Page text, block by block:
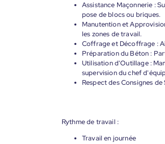
Assistance Maçonnerie :
pose de blocs ou briques.
Manutention et
les zones de travail.
Coffrage et Décoffrage :
Préparation du Béton :
Utilisation d'Outillage :
supervision du chef
Respect des Consignes de
Rythme de travail :
Travail en journée